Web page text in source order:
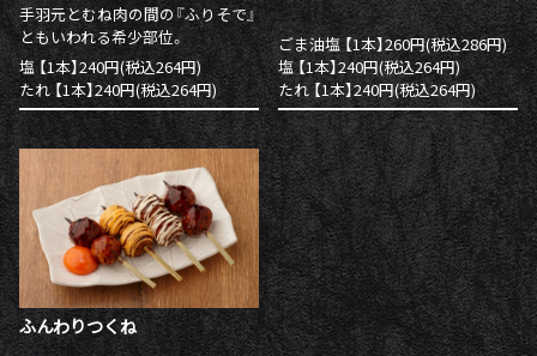
手羽元とむね肉の間の『ふりそで』
ともいわれる希少部位。
塩 【1本】240円(税込264円)
たれ 【1本】240円(税込264円)
ごま油塩 【1本】260円(税込286円)
塩 【1本】240円(税込264円)
たれ 【1本】240円(税込264円)
ふんわりつくね